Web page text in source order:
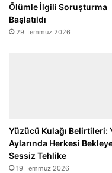
Ölümle İlgili Soruşturma
Başlatıldı
29 Temmuz 2026
Yüzücü Kulağı Belirtileri:
Aylarında Herkesi
Sessiz Tehlike
19 Temmuz 2026